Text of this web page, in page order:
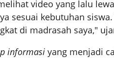
video yang lalu
sesuai kebutuhan
di madrasah saya,"
informasi yang menjadi